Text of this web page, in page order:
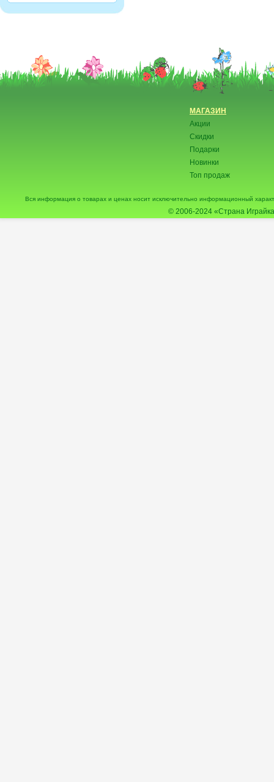
МАГАЗИН
Акции
Скидки
Подарки
Новинки
Топ продаж
Вся информация о товарах и ценах носит исключительно информационный
© 2006-2024 «Страна